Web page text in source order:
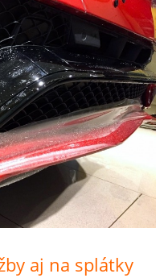
aj na splátky